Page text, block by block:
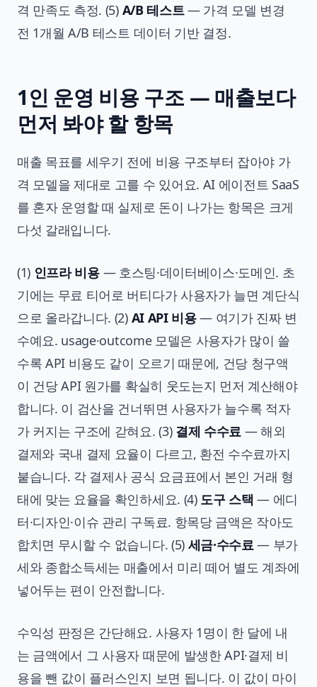
격 만족도 측정. (5) A/B 테스트— 가격 모델 변경
전 1개월 A/B 테스트 데이터 기반 결정.
1인 운영 비용 구조 — 매출보다
먼저 봐야 할 항목
매출 목표를 세우기 전에 비용 구조부터 잡아야 가
격 모델을 제대로 고를 수 있어요. AI 에이전트 SaaS
를 혼자 운영할 때 실제로 돈이 나가는 항목은 크게
다섯 갈래입니다.
(1) 인프라 비용— 호스팅·데이터베이스·도메인. 초
기에는 무료 티어로 버티다가 사용자가 늘면 계단식
으로 올라갑니다. (2) AI API 비용— 여기가 진짜 변
수예요. usage·outcome 모델은 사용자가 많이 쓸
수록 API 비용도 같이 오르기 때문에, 건당 청구액
이 건당 API 원가를 확실히 웃도는지 먼저 계산해야
합니다. 이 검산을 건너뛰면 사용자가 늘수록 적자
가 커지는 구조에 갇혀요. (3) 결제 수수료 — 해외
결제와 국내 결제 요율이 다르고, 환전 수수료까지
붙습니다. 각 결제사 공식 요금표에서 본인 거래 형
태에 맞는 요율을 확인하세요. (4) 도구 스택 — 에디
터·디자인·이슈 관리 구독료. 항목당 금액은 작아도
합치면 무시할 수 없습니다. (5) 세금·수수료 — 부가
세와 종합소득세는 매출에서 미리 떼어 별도 계좌에
넣어두는 편이 안전합니다.
수익성 판정은 간단해요. 사용자 1명이 한 달에 내
는 금액에서 그 사용자 때문에 발생한 API·결제 비
용을 뺀 값이 플러스인지 보면 됩니다. 이 값이 마이